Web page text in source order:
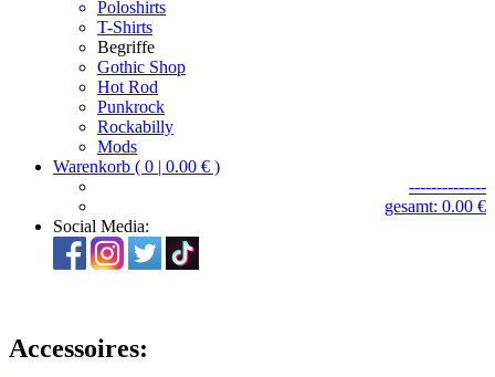
Poloshirts
T-Shirts
Begriffe
Gothic Shop
Hot Rod
Punkrock
Rockabilly
Mods
Warenkorb ( 0 | 0.00 € )
--------------
gesamt: 0.00 €
Social Media:
Accessoires: